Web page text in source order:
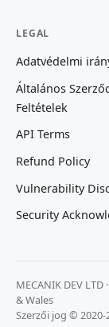
LEGAL
Adatvédelmi
Általános
Feltételek
API Terms
Refund Policy
Vulnerability
Security
MECANIK DEV
& Wales
Szerzői jog ©